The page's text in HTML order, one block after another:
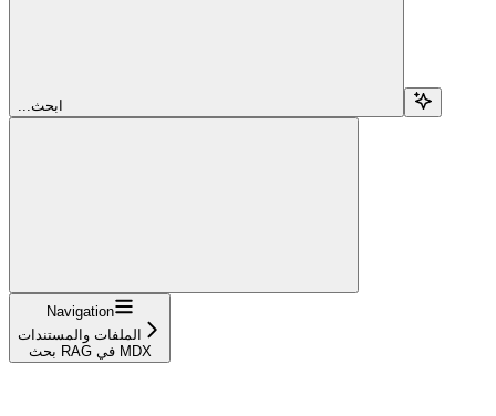
...ابحث
Navigation
الملفات والمستندات
بحث RAG في MDX